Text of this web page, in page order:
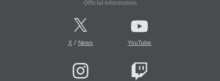
Official Information
X/ News YouTube